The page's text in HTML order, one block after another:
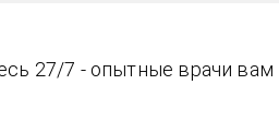
27/7 - опытные врачи вам